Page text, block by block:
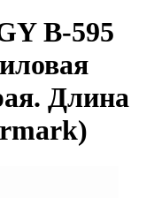
B-595
Длина